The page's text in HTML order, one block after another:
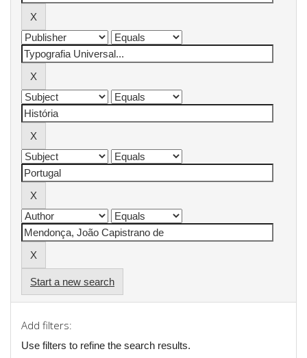
Start a new search
Add filters:
Use filters to refine the search results.